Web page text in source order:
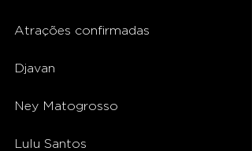
Atrações confirmadas
Djavan
Ney Matogrosso
Lulu Santos